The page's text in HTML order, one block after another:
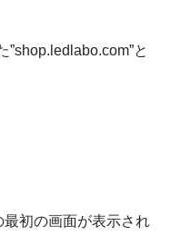
と
初の画面が表示され